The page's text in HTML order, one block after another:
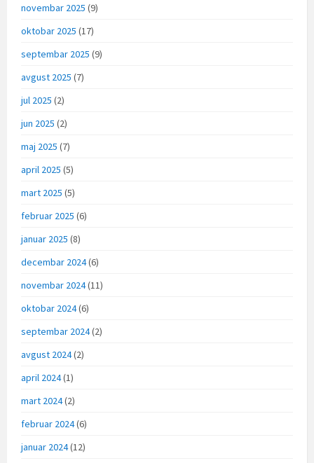
novembar 2025 (9)
oktobar 2025 (17)
septembar 2025 (9)
avgust 2025 (7)
jul 2025 (2)
jun 2025 (2)
maj 2025 (7)
april 2025 (5)
mart 2025 (5)
februar 2025 (6)
januar 2025 (8)
decembar 2024(6)
novembar 2024(11)
oktobar 2024(6)
septembar 2024(2)
avgust 2024(2)
april 2024(1)
mart 2024(2)
februar 2024(6)
januar 2024(12)